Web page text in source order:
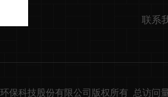
联系
保科技股份有限公司版权所有 总访问